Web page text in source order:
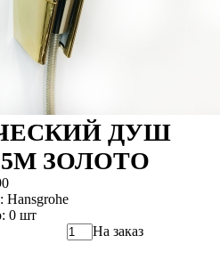
ДУШ
ЗОЛОТО
Hansgrohe
0 шт
На заказ